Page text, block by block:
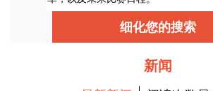
细化您的搜索
新闻